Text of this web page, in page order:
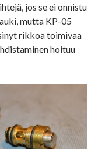
jos se ei onnistu
mutta KP-05
rikkoa toimivaa
hoituu